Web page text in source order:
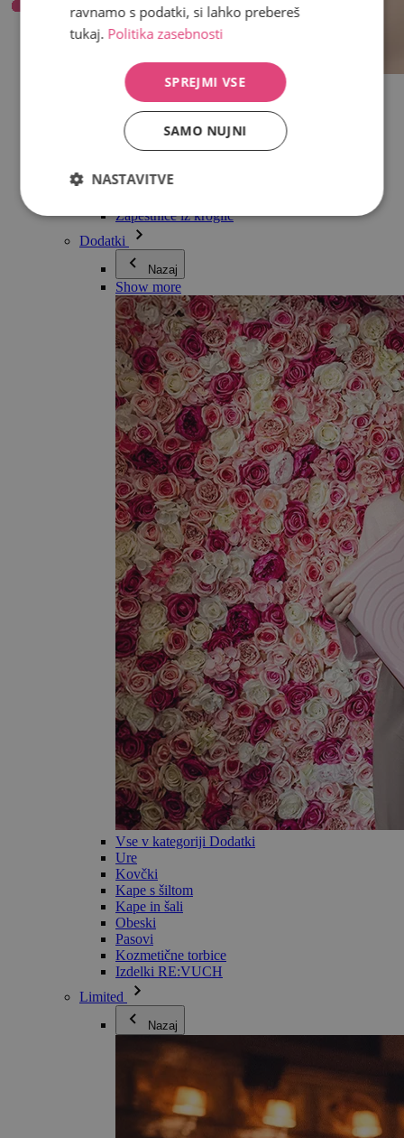
Vse v kategoriji Nakit
Uhani
Zapestnice
Ogrlice
Kolekcija Adéle Pečlové
Nakit za pare
Zapestnice iz kroglic
Dodatki
Nazaj
Show more
Vse v kategoriji Dodatki
Ure
Kovčki
Kape s šiltom
Kape in šali
Obeski
Pasovi
Kozmetične torbice
Izdelki RE:VUCH
Limited
Nazaj
ravnamo s podatki, si lahko prebereš
tukaj. Politika zasebnosti
SPREJMI VSE
SAMO NUJNI
NASTAVITVE